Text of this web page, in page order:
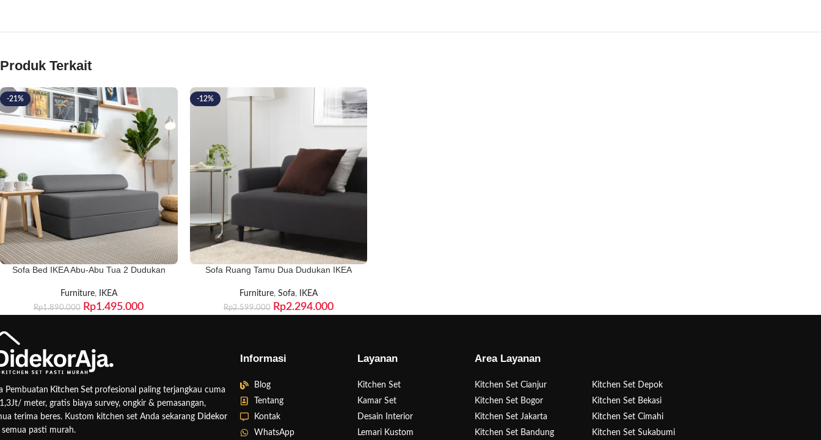
Produk Terkait
-21%
Sofa Bed IKEA Abu-Abu Tua 2 Dudukan
Furniture, IKEA
Rp1.890.000 Rp1.495.000
-12%
Sofa Ruang Tamu Dua Dudukan IKEA
Furniture, Sofa, IKEA
Rp2.599.000 Rp2.294.000
Pembuatan Kitchen Set profesional paling terjangkau cuma
meter, gratis biaya survey, ongkir & pemasangan,
terima beres. Kustom kitchen set Anda sekarang Didekor
semua pasti murah.
Informasi
Blog
Tentang
Kontak
WhatsApp
Layanan
Kitchen Set
Kamar Set
Desain Interior
Lemari Kustom
Area Layanan
Kitchen Set Cianjur
Kitchen Set Bogor
Kitchen Set Jakarta
Kitchen Set Bandung
Kitchen Set Depok
Kitchen Set Bekasi
Kitchen Set Cimahi
Kitchen Set Sukabumi